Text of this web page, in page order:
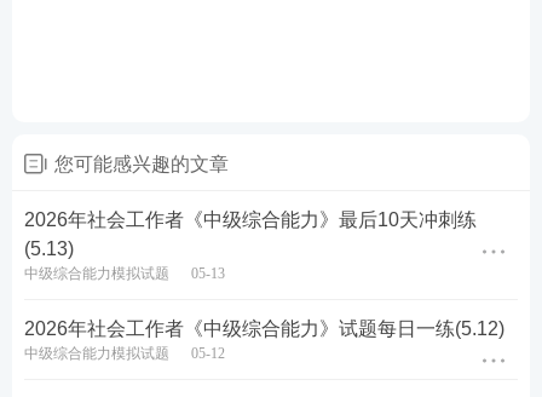
B.营造安全支持的团体环境
2026社会工作者真题及答案考后更新，届时进入【23
3网校职业类考证题库】小程序进行估分对答案，现在
您可能感兴趣的文章
2026年社会工作者《中级综合能力》最后10天冲刺练
(5.13)
中级综合能力模拟试题 05-13
2026年社会工作者《中级综合能力》试题每日一练(5.12)
中级综合能力模拟试题 05-12